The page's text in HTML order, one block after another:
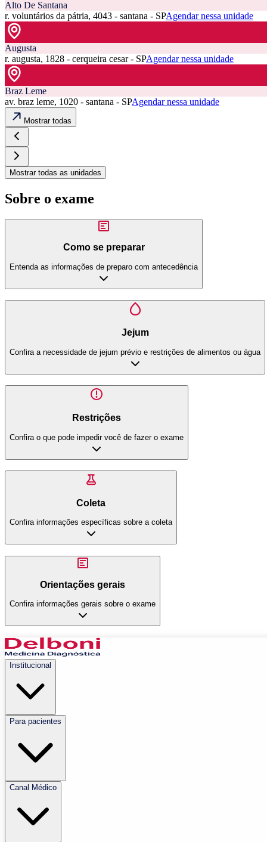
Alto De Santana
r. voluntários da pátria, 4043 - santana - SPAgendar nessa unidade
Augusta
r. augusta, 1828 - cerqueira cesar - SPAgendar nessa unidade
Braz Leme
av. braz leme, 1020 - santana - SPAgendar nessa unidade
Mostrar todas
Mostrar todas as unidades
Sobre o exame
Como se preparar
Entenda as informações de preparo com antecedência
Jejum
Confira a necessidade de jejum prévio e restrições de alimentos ou água
Restrições
Confira o que pode impedir você de fazer o exame
Coleta
Confira informações específicas sobre a coleta
Orientações gerais
Confira informações gerais sobre o exame
Institucional
Para pacientes
Canal Médico